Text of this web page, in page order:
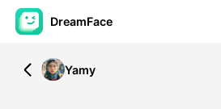
DreamFace
AIツールYamy